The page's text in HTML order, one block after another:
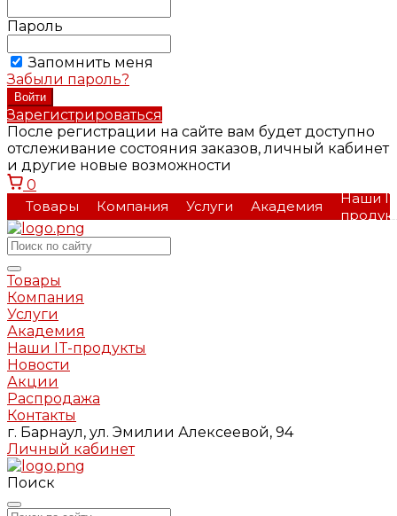
Пароль
Запомнить меня
Забыли пароль?
Зарегистрироваться
После регистрации на сайте вам будет доступно
отслеживание состояния заказов, личный кабинет
и другие новые возможности
0
Товары
Компания Услуги Академия
Наши
Товары
Компания
Услуги
Академия
Наши IT-продукты
Новости
Акции
Распродажа
Контакты
г. Барнаул, ул. Эмилии Алексеевой, 94
Личный кабинет
Поиск